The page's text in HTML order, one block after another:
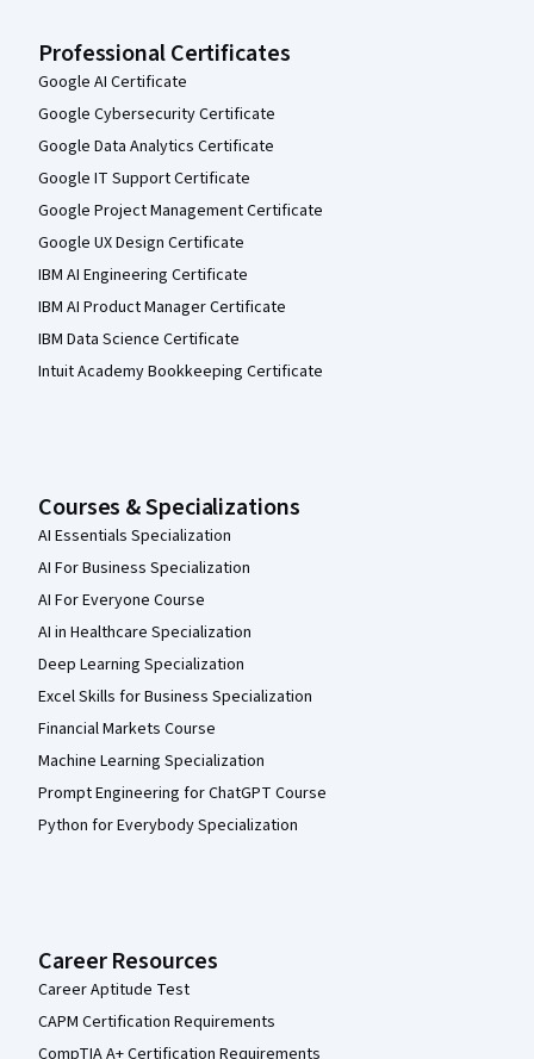
Professional Certificates
Google AI Certificate
Google Cybersecurity Certificate
Google Data Analytics Certificate
Google IT Support Certificate
Google Project Management Certificate
Google UX Design Certificate
IBM AI Engineering Certificate
IBM AI Product Manager Certificate
IBM Data Science Certificate
Intuit Academy Bookkeeping Certificate
Courses & Specializations
AI Essentials Specialization
AI For Business Specialization
AI For Everyone Course
AI in Healthcare Specialization
Deep Learning Specialization
Excel Skills for Business Specialization
Financial Markets Course
Machine Learning Specialization
Prompt Engineering for ChatGPT Course
Python for Everybody Specialization
Career Resources
Career Aptitude Test
CAPM Certification Requirements
CompTIA A+ Certification Requirements